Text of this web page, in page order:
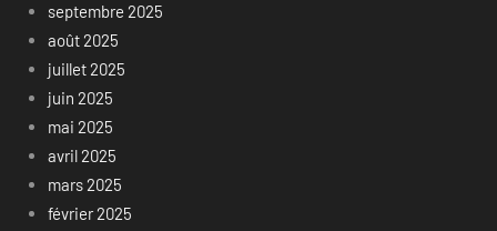
septembre 2025
août 2025
juillet 2025
juin 2025
mai 2025
avril 2025
mars 2025
février 2025